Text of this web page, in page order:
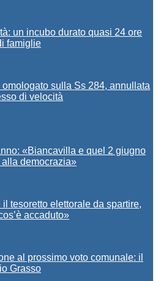
un incubo durato quasi 24 ore
famiglie
sulla Ss 284, annullata
di velocità
«Biancavilla e quel 2 giugno
democrazia»
il tesoretto elettorale da spartire,
accaduto»
al prossimo voto comunale: il
Grasso